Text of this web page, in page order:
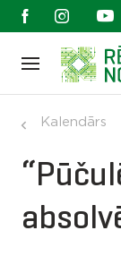
Kalendārs